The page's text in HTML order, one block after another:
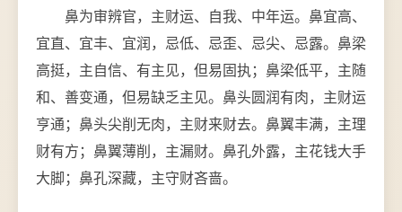
鼻为审辨官，主财运、自我、中年运。鼻宜高、
宜直、宜丰、宜润，忌低、忌歪、忌尖、忌露。鼻梁
高挺，主自信、有主见，但易固执；鼻梁低平，主随
和、善变通，但易缺乏主见。鼻头圆润有肉，主财运
亨通；鼻头尖削无肉，主财来财去。鼻翼丰满，主理
财有方；鼻翼薄削，主漏财。鼻孔外露，主花钱大手
大脚；鼻孔深藏，主守财吝啬。